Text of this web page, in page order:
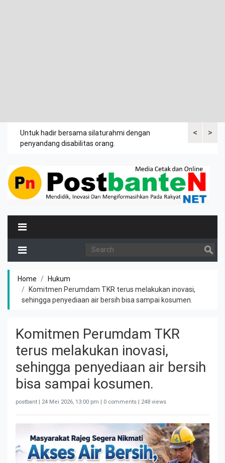
<
Untuk hadir bersama silaturahmi dengan
penyandang disabilitas orang.
Bupati>
Home
Hukum
Komitmen Perumdam TKR terus melakukan inovasi,
sehingga penyediaan air bersih bisa sampai kosumen.
Komitmen Perumdam TKR
terus melakukan inovasi,
sehingga penyediaan air bersih
bisa sampai kosumen.
postbant | 24 Mei 2026, 13:00 pm | 0 comments | 248 views